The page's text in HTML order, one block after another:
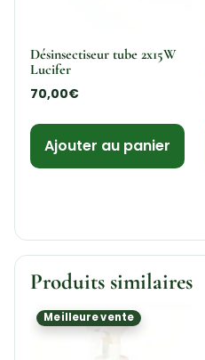
Désinsectiseur tube 2x15W
Lucifer
70,00€
Ajouter au panier
Produits similaires
Meilleure vente